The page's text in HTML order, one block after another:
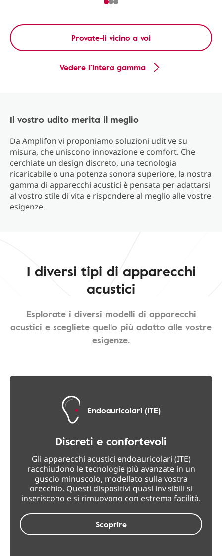
Provate-li vicino a voi
Vedere l’intera gamma
Il vostro udito merita il meglio
Da Amplifon vi proponiamo soluzioni uditive su
misura, che uniscono innovazione e comfort. Che
cerchiate un design discreto, una tecnologia
ricaricabile o una potenza sonora superiore, la nostra
gamma di apparecchi acustici è pensata per adattarsi
al vostro stile di vita e rispondere al meglio alle vostre
esigenze.
I diversi tipi di apparecchi
acustici
Esplorate i diversi modelli di apparecchi
acustici e scegliete quello più adatto alle vostre
esigenze.
Endoauricolari (ITE)
Discreti e confortevoli
Gli apparecchi acustici endoauricolari (ITE)
racchiudono le tecnologie più avanzate in un
guscio minuscolo, modellato sulla vostra
orecchio. Questi dispositivi quasi invisibili si
inseriscono e si rimuovono con estrema facilità.
Scoprire